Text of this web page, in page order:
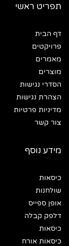
תפריט ראשי
דף הבית
פרויקטים
מאמרים
מוצרים
הסדרי נגישות
הצהרת נגישות
מדיניות פרטיות
צור קשר
מידע נוסף
כיסאות
שולחנות
אופן ספייס
דלפק קבלה
כיסאות
כיסאות אורח